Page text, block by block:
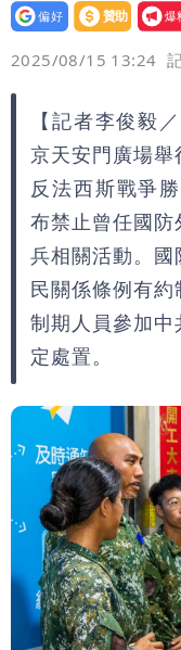
工會最遺
白海豚勾
繞 路徑
特斯拉衝
救好幾條
他揭日本
產」：
白海豚「
變化
1元商品
親節吃牛
設為
贊助
我要
爆料
2025/08/15 13:24
【記者李俊毅
京天安門廣場
反法西斯戰爭
布禁止曾任國
兵相關活動。
民關係條例有
制期人員參加
定處置。